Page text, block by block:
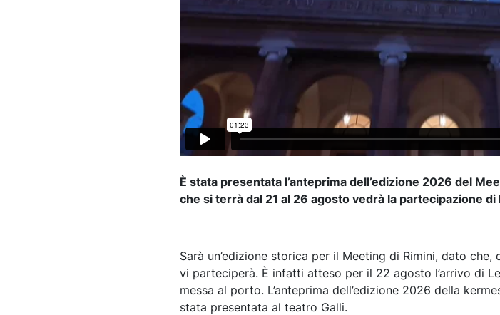
È stata presentata l’anteprima dell’edizione 2026 del
che si terrà dal 21 al 26 agosto vedrà la partecipazione di
Sarà un’edizione storica per il Meeting di Rimini, dato
vi parteciperà. È infatti atteso per il 22 agosto l’arrivo di
messa al porto. L’anteprima dell’edizione 2026 della
stata presentata al teatro Galli.